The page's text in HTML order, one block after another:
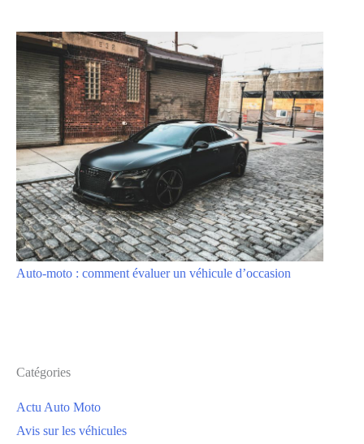
Auto-moto : comment évaluer un véhicule d’occasion
Catégories
Actu Auto Moto
Avis sur les véhicules